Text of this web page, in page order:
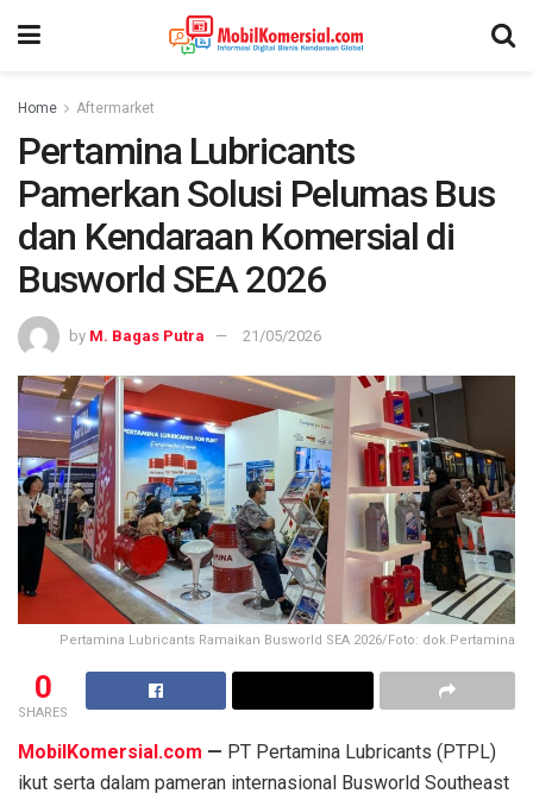
Home Aftermarket
Pertamina Lubricants
Pamerkan Solusi Pelumas Bus
dan Kendaraan Komersial di
Busworld SEA 2026
by M. Bagas Putra 21/05/2026
Pertamina Lubricants Ramaikan Busworld SEA 2026/Foto: dok.Pertamina
0
SHARES
MobilKomersial.com — PT Pertamina Lubricants (PTPL)
ikut serta dalam pameran internasional Busworld Southeast